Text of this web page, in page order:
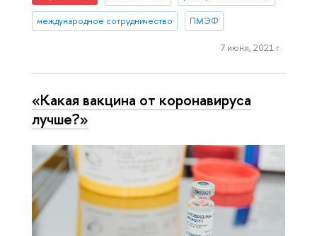
международное сотрудничество ПМЭФ
7 июня, 2021 г.
«Какая вакцина от коронавируса
лучше?»